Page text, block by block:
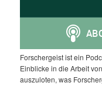
Forschergeist ist ein
Einblicke in die Arbeit
auszuloten, was